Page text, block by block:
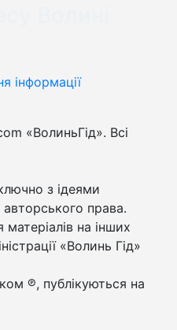
інформації
«ВолиньГід». Всі
з ідеями
права.
на інших
«Волинь Гід»
℗, публікуються на